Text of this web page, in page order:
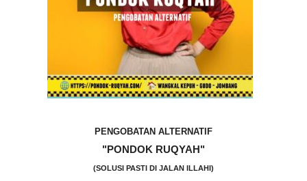
PENGOBATAN ALTERNATIF
"PONDOK RUQYAH"
(SOLUSI PASTI DI JALAN ILLAHI)